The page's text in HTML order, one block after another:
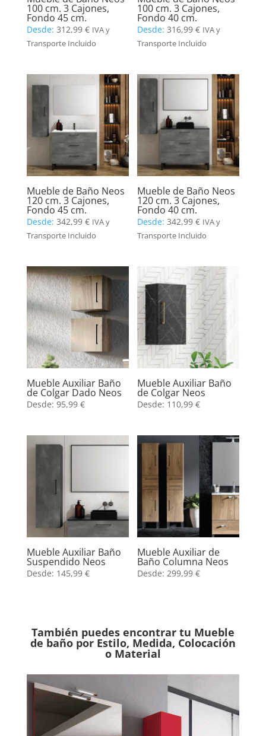
100 cm. 3 Cajones,
Fondo 45 cm.
Desde: 312,99 € IVA y
Transporte Incluido
100 cm. 3 Cajones,
Fondo 40 cm.
Desde:316,99€ IVA y
Transporte Incluido
Mueble de Baño Neos
120 cm. 3 Cajones,
Fondo 45 cm.
Desde: 342,99 € IVA y
Transporte Incluido
Mueble de Baño Neos
120 cm. 3 Cajones,
Fondo 40 cm.
Desde:342,99€ IVA y
Transporte Incluido
Mueble Auxiliar Baño
de Colgar Dado Neos
Desde: 95,99 €
Mueble Auxiliar Baño
de Colgar Neos
Desde: 110,99€
Mueble Auxiliar Baño
Suspendido Neos
Desde: 145,99 €
Mueble Auxiliar de
Baño Columna Neos
Desde:299,99€
También puedes encontrar tu Mueble
de baño por Estilo, Medida, Colocación
o Material